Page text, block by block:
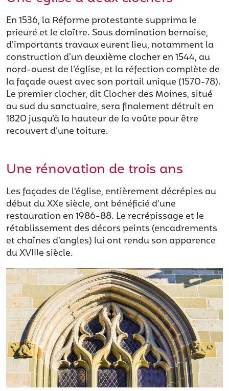
En 1536, la Réforme protestante supprima le
prieuré et le cloître. Sous domination bernoise,
d'importants travaux eurent lieu, notamment la
construction d'un deuxième clocher en 1544, au
nord-ouest de l’église, et la réfection complète de
la façade ouest avec son portail unique (1570-78).
Le premier clocher, dit Clocher des Moines, situé
au sud du sanctuaire, sera finalement détruit en
1820 jusqu’à la hauteur de la voûte pour être
recouvert d’une toiture.
Une rénovation de trois ans
Les façades de l'église, entièrement décrépies au
début du XXe siècle, ont bénéficié d'une
restauration en 1986-88. Le recrépissage et le
rétablissement des décors peints (encadrements
et chaînes d'angles) lui ont rendu son apparence
du XVIIIe siècle.